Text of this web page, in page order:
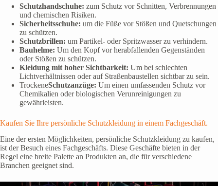
Schutzhandschuhe: zum Schutz vor Schnitten, Verbrennungen
und chemischen Risiken.
Sicherheitsschuhe: um die Füße vor Stößen und Quetschungen
zu schützen.
Schutzbrillen: um Partikel- oder Spritzwasser zu verhindern.
Bauhelme: Um den Kopf vor herabfallenden Gegenständen
oder Stößen zu schützen.
Kleidung mit hoher Sichtbarkeit: Um bei schlechten
Lichtverhältnissen oder auf Straßenbaustellen sichtbar zu sein.
TrockeneSchutzanzüge: Um einen umfassenden Schutz vor
Chemikalien oder biologischen Verunreinigungen zu
gewährleisten.
Kaufen Sie Ihre persönliche Schutzkleidung in einem Fachgeschäft.
Eine der ersten Möglichkeiten, persönliche Schutzkleidung zu kaufen,
ist der Besuch eines Fachgeschäfts. Diese Geschäfte bieten in der
Regel eine breite Palette an Produkten an, die für verschiedene
Branchen geeignet sind.